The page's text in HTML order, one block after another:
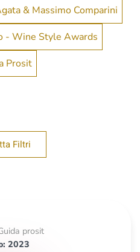
& Massimo Comparini
- Wine Style Awards
Prosit
Filtri
prosit
2023